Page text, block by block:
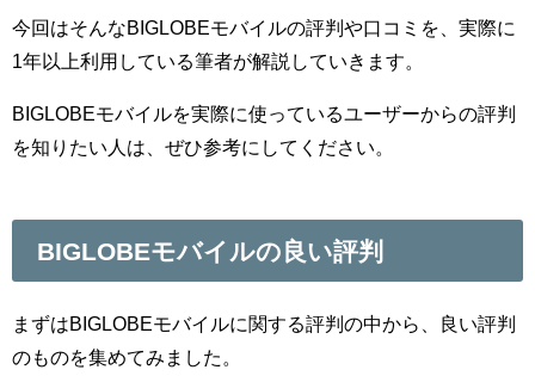
今回はそんなBIGLOBEモバイルの評判や口コミを、実際に
1年以上利用している筆者が解説していきます。
BIGLOBEモバイルを実際に使っているユーザーからの評判
を知りたい人は、ぜひ参考にしてください。
BIGLOBEモバイルの良い評判
まずはBIGLOBEモバイルに関する評判の中から、良い評判
のものを集めてみました。